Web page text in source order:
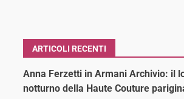
ARTICOLI RECENTI
Anna Ferzetti in Armani Archivio: il
notturno della Haute Couture